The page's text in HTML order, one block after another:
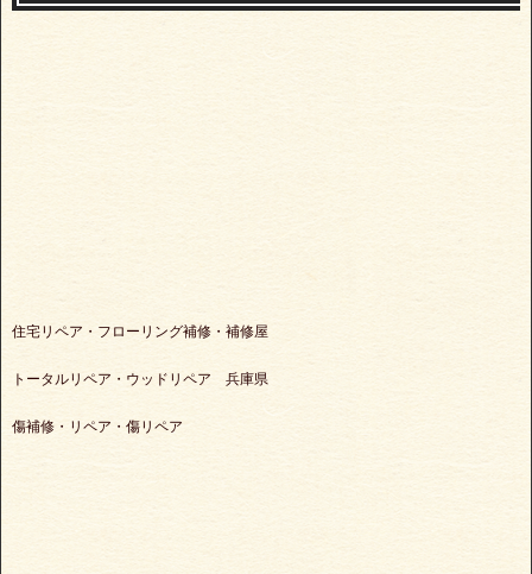
住宅リペア・フローリング補修・補修屋
トータルリペア・ウッドリペア 兵庫県
傷補修・リペア・傷リペア